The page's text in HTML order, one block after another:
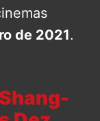
de 2021.